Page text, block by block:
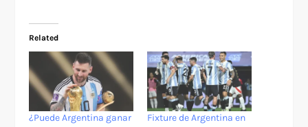
Related
¿Puede Argentina ganar
Fixture de Argentina en